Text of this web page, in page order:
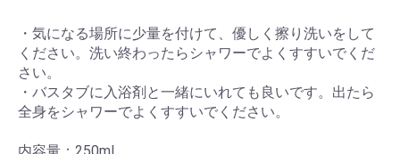
・気になる場所に少量を付けて、優しく擦り洗いをして
ください。洗い終わったらシャワーでよくすすいでくだ
さい。
・バスタブに入浴剤と一緒にいれても良いです。出たら
全身をシャワーでよくすすいでください。